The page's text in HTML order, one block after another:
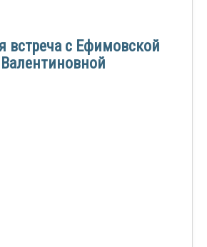
встреча с Ефимовской